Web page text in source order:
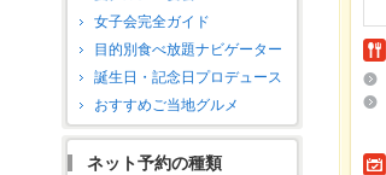
女子会完全ガイド
目的別食べ放題ナビゲーター
誕生日・記念日プロデュース
おすすめご当地グルメ
ネット予約の種類